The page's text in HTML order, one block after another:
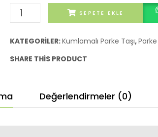
Bazalt
Kumlamalı
Basamak
adet
SEPETE EKLE
KATEGORILER:Kumlamalı Parke Taşı,Parke
SHARE THIS PRODUCT
Değerlendirmeler (0)